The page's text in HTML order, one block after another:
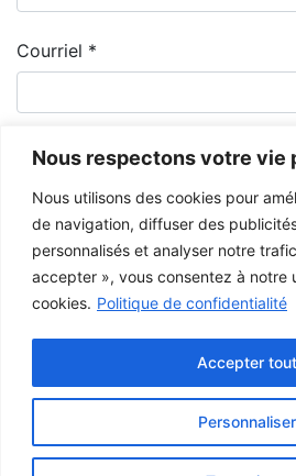
Nous respectons votre vie
Nous utilisons des cookies pour
de navigation, diffuser des
personnalisés et analyser notre
accepter », vous consentez à notre
cookies. Politique de confidentialité
Personnaliser
Accepter tout
Courriel *
pas modifier l’œuvre et d’inscrire la
Pour toute autre utilisation à des fins
gouvernement du